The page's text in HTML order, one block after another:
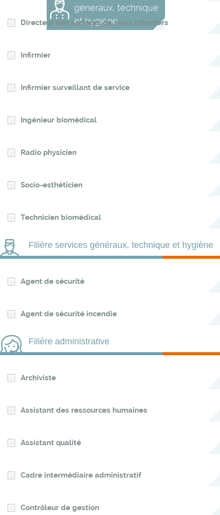
généraux, technique
et hygiène
Directeur des services de soins infirmiers
Infirmier
Infirmier surveillant de service
Ingénieur biomédical
Radio physicien
Socio-esthéticien
Technicien biomédical
Filière services généraux, technique et hygiène
Agent de sécurité
Agent de sécurité incendie
Filière administrative
Archiviste
Assistant des ressources humaines
Assistant qualité
Cadre intermédiaire administratif
Contrôleur de gestion